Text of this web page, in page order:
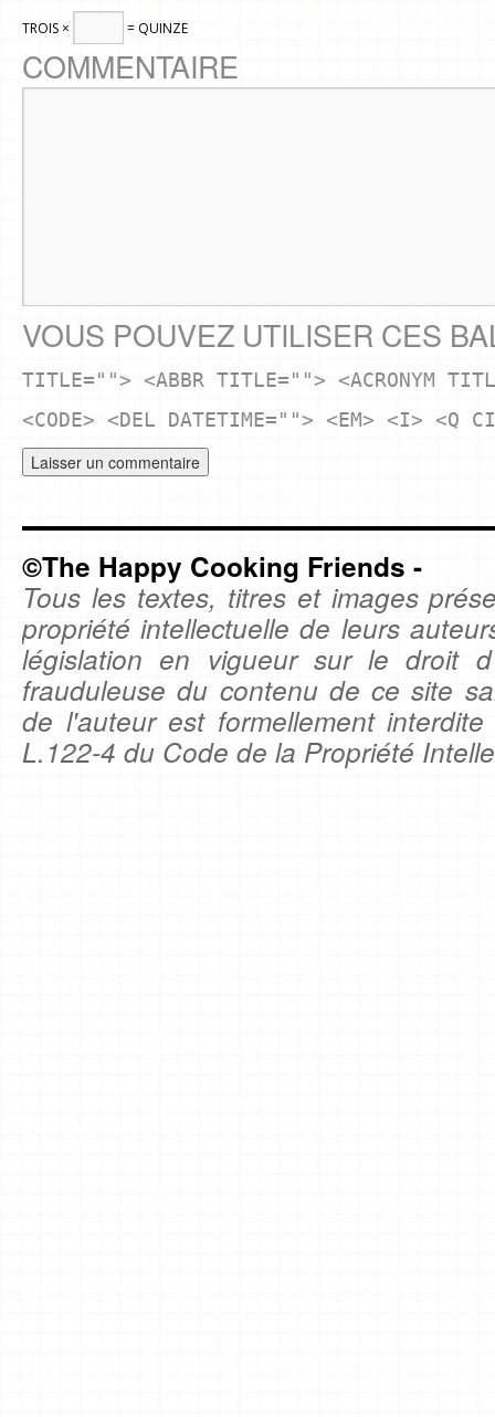
TROIS × = QUINZE
COMMENTAIRE
VOUS POUVEZ UTILISER CES
TITLE=""> <ABBR TITLE=""> <ACRONYM
<CODE> <DEL DATETIME=""> <EM> <I> <Q
©The Happy Cooking Friends -
Tous les textes, titres et images
propriété intellectuelle de leurs
législation en vigueur sur le droit
frauduleuse du contenu de ce site
de l'auteur est formellement
L.122-4 du Code de la Propriété